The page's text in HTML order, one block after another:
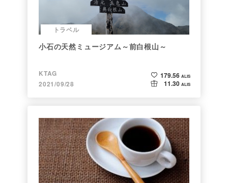
トラベル
小石の天然ミュージアム～前白根山～
KTAG
2021/09/28
179.56 ALIS
11.30 ALIS